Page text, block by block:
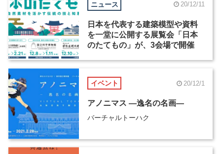
ニュース 20/12/11
日本を代表する建築模型や資料
を一堂に公開する展覧会「日本
のたてもの」が、3会場で開催
イベント 20/12/1
アノニマス ―逸名の名画―
バーチャルトーハク